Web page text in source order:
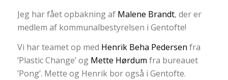
Jeg har fået opbakning af Malene Brandt, der er
medlem af kommunalbestyrelsen i Gentofte!
Vi har teamet op med Henrik Beha Pedersen fra
’Plastic Change’ og Mette Hørdum fra bureauet
’Pong’. Mette og Henrik bor også i Gentofte.